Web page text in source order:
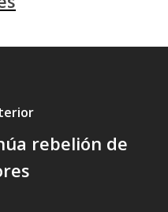
rebelión de